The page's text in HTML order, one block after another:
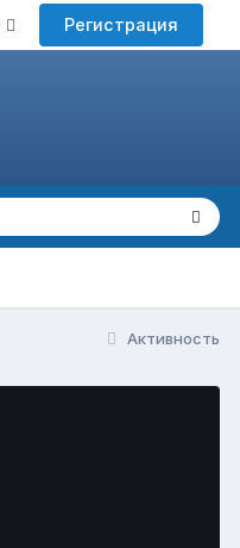
Регистрация
Активность